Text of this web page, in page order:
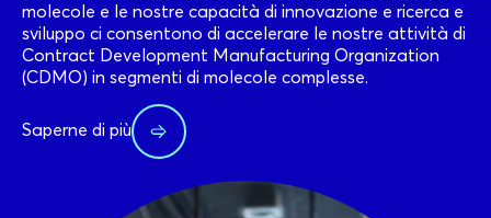
molecole e le nostre capacità di innovazione e ricerca e
sviluppo ci consentono di accelerare le nostre attività di
Contract Development Manufacturing Organization
(CDMO) in segmenti di molecole complesse.
Saperne di più